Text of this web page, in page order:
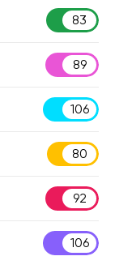
83
89
106
80
92
106